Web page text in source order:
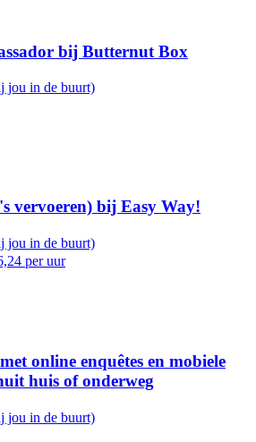
bij Butternut Box
jou in de buurt)
vervoeren) bij Easy Way!
jou in de buurt)
per uur
online enquêtes en mobiele
huis of onderweg
jou in de buurt)